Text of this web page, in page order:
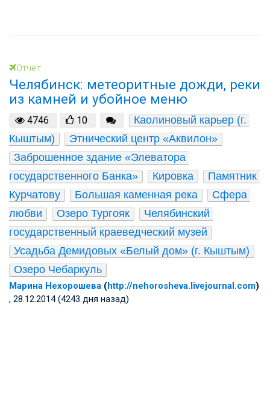
Отчет
Челябинск: метеоритные дожди, реки
из камней и убойное меню
4746 10
Каолиновый карьер (г.
Кыштым)
Этнический центр «Аквилон»
Заброшенное здание «Элеватора
государственного Банка»
Кировка
Памятник
Курчатову
Большая каменная река
Сфера
любви
Озеро Тургояк
Челябинский
государственный краеведческий музей
Усадьба Демидовых «Белый дом» (г. Кыштым)
Озеро Чебаркуль
Марина Нехорошева (http://nehorosheva.livejournal.com)
, 28.12.2014 (4243 дня назад)